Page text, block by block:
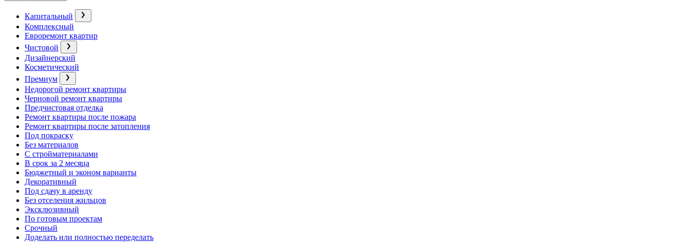
Капитальный
Комплексный
Евроремонт квартир
Чистовой
Дизайнерский
Косметический
Премиум
Недорогой ремонт квартиры
Черновой ремонт квартиры
Предчистовая отделка
Ремонт квартиры после пожара
Ремонт квартиры после затопления
Под покраску
Без материалов
С стройматериалами
В срок за 2 месяца
Бюджетный и эконом варианты
Декоративный
Под сдачу в аренду
Без отселения жильцов
Эксклюзивный
По готовым проектам
Срочный
Доделать или полностью переделать